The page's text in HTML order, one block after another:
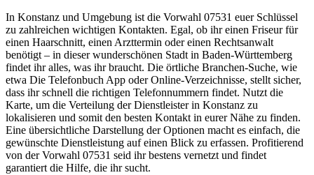
In Konstanz und Umgebung ist die Vorwahl 07531 euer Schlüssel
zu zahlreichen wichtigen Kontakten. Egal, ob ihr einen Friseur für
einen Haarschnitt, einen Arzttermin oder einen Rechtsanwalt
benötigt – in dieser wunderschönen Stadt in Baden-Württemberg
findet ihr alles, was ihr braucht. Die örtliche Branchen-Suche, wie
etwa Die Telefonbuch App oder Online-Verzeichnisse, stellt sicher,
dass ihr schnell die richtigen Telefonnummern findet. Nutzt die
Karte, um die Verteilung der Dienstleister in Konstanz zu
lokalisieren und somit den besten Kontakt in eurer Nähe zu finden.
Eine übersichtliche Darstellung der Optionen macht es einfach, die
gewünschte Dienstleistung auf einen Blick zu erfassen. Profitierend
von der Vorwahl 07531 seid ihr bestens vernetzt und findet
garantiert die Hilfe, die ihr sucht.